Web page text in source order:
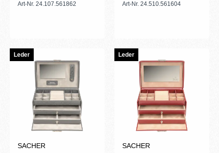
Art-Nr. 24.107.561862 Art-Nr. 24.510.561604
Leder
SACHER
Leder
SACHER